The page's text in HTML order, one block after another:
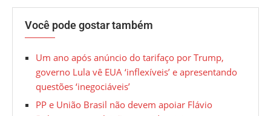
Você pode gostar também
Um ano após anúncio do tarifaço por Trump,
governo Lula vê EUA ‘inflexíveis’ e apresentando
questões ‘inegociáveis’
PP e União Brasil não devem apoiar Flávio